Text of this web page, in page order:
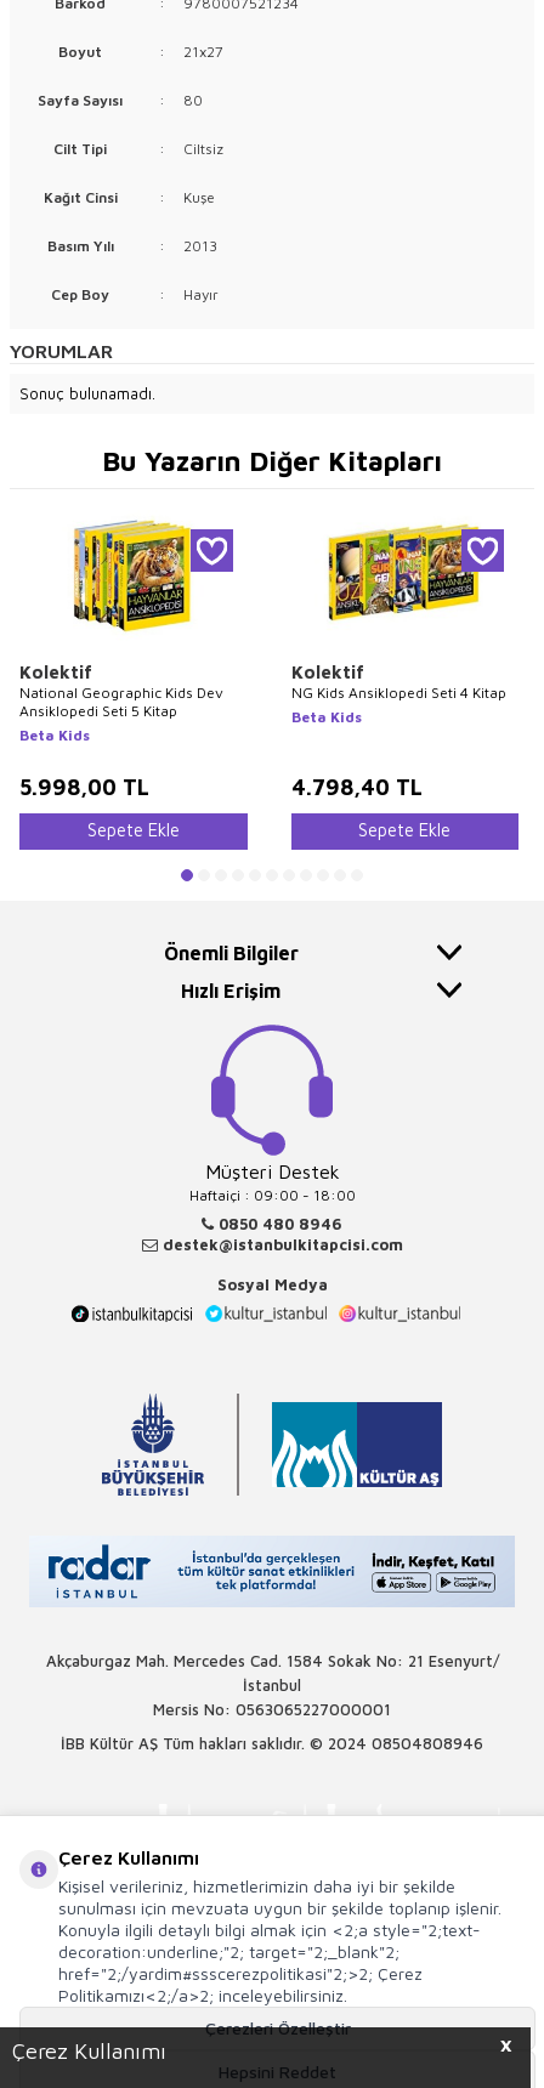
X
Çerez Kullanımı
Boyut : 21x27
Sayfa Sayısı : 80
Cilt Tipi : Ciltsiz
Kağıt Cinsi : Kuşe
Basım Yılı : 2013
Cep Boy : Hayır
YORUMLAR
Sonuç bulunamadı.
Bu Yazarın Diğer Kitapları
Kolektif
National Geographic Kids Dev
Ansiklopedi Seti 5 Kitap
Beta Kids
5.998,00 TL
Sepete Ekle
Kolektif
NG Kids Ansiklopedi Seti 4 Kitap
Beta Kids
4.798,40 TL
Sepete Ekle
Önemli Bilgiler
Hızlı Erişim
Müşteri Destek
Haftaiçi : 09:00 - 18:00
0850 480 8946
destek@istanbulkitapcisi.com
Sosyal Medya
Akçaburgaz Mah. Mercedes Cad. 1584 Sokak No: 21 Esenyurt/
İstanbul
Mersis No: 0563065227000001
İBB Kültür AŞ Tüm hakları saklıdır. © 2024 08504808946
E-TicaretSistemleriyle Hazırlanmıştır.
Çerez Kullanımı
Kişisel verileriniz, hizmetlerimizin daha iyi bir şekilde
sunulması için mevzuata uygun bir şekilde toplanıp işlenir.
Konuyla ilgili detaylı bilgi almak için <2;a style="2;text-
decoration:underline;"2; target="2;_blank"2;
href="2;/yardim#ssscerezpolitikasi"2;>2; Çerez
Politikamızı<2;/a>2; inceleyebilirsiniz.
Çerezleri Özelleştir
Hepsini Reddet